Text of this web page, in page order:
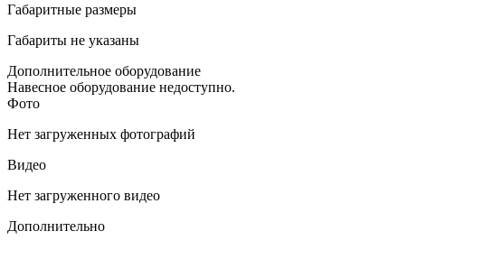
Габаритные размеры
Габариты не указаны
Дополнительное оборудование
Навесное оборудование недоступно.
Фото
Нет загруженных фотографий
Видео
Нет загруженного видео
Дополнительно